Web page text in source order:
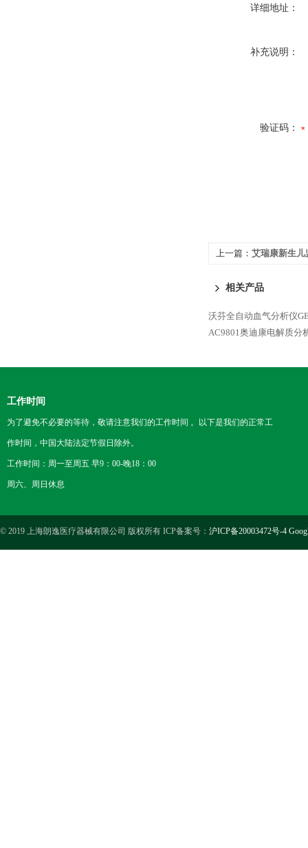
详细地址：
补充说明：
验证码：
上一篇： 艾瑞康新生
相关产品
沃芬全自动血气分析仪
AC9801奥迪康电解质分
工作时间
为了避免不必要的等待，敬请注意我们的工作时间 。以下是我们的正常工
作时间，中国大陆法定节假日除外。
工作时间：周一至周五 早9：00-晚18：00
周六、周日休息
© 2019 上海朗逸医疗器械有限公司 版权所有 ICP备案号： 沪ICP备20003472号-4